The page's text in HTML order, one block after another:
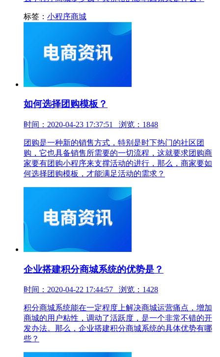
标签： 小程序商城
如何选择团购模板？
时间：2020-04-23 17:37:51 浏览：1848
团购是一种新的销售方式，特别是时下热门的社区团
购，它也具备销售所需要的一切流程，这就要求团购商
家要有团购小程序来支撑活动的进行，那么，商家要如
何选择团购模板，才能满足活动的需求？
企业搭建积分商城系统的优势是？
时间：2020-04-22 17:44:57 浏览：1428
积分商城系统能在一定程度上解决商城运营痛点，增加
商城的用户粘性，调动了活跃度，是一个非常不错的开
发办法。那么，企业搭建积分商城系统的具体优势有哪
些？